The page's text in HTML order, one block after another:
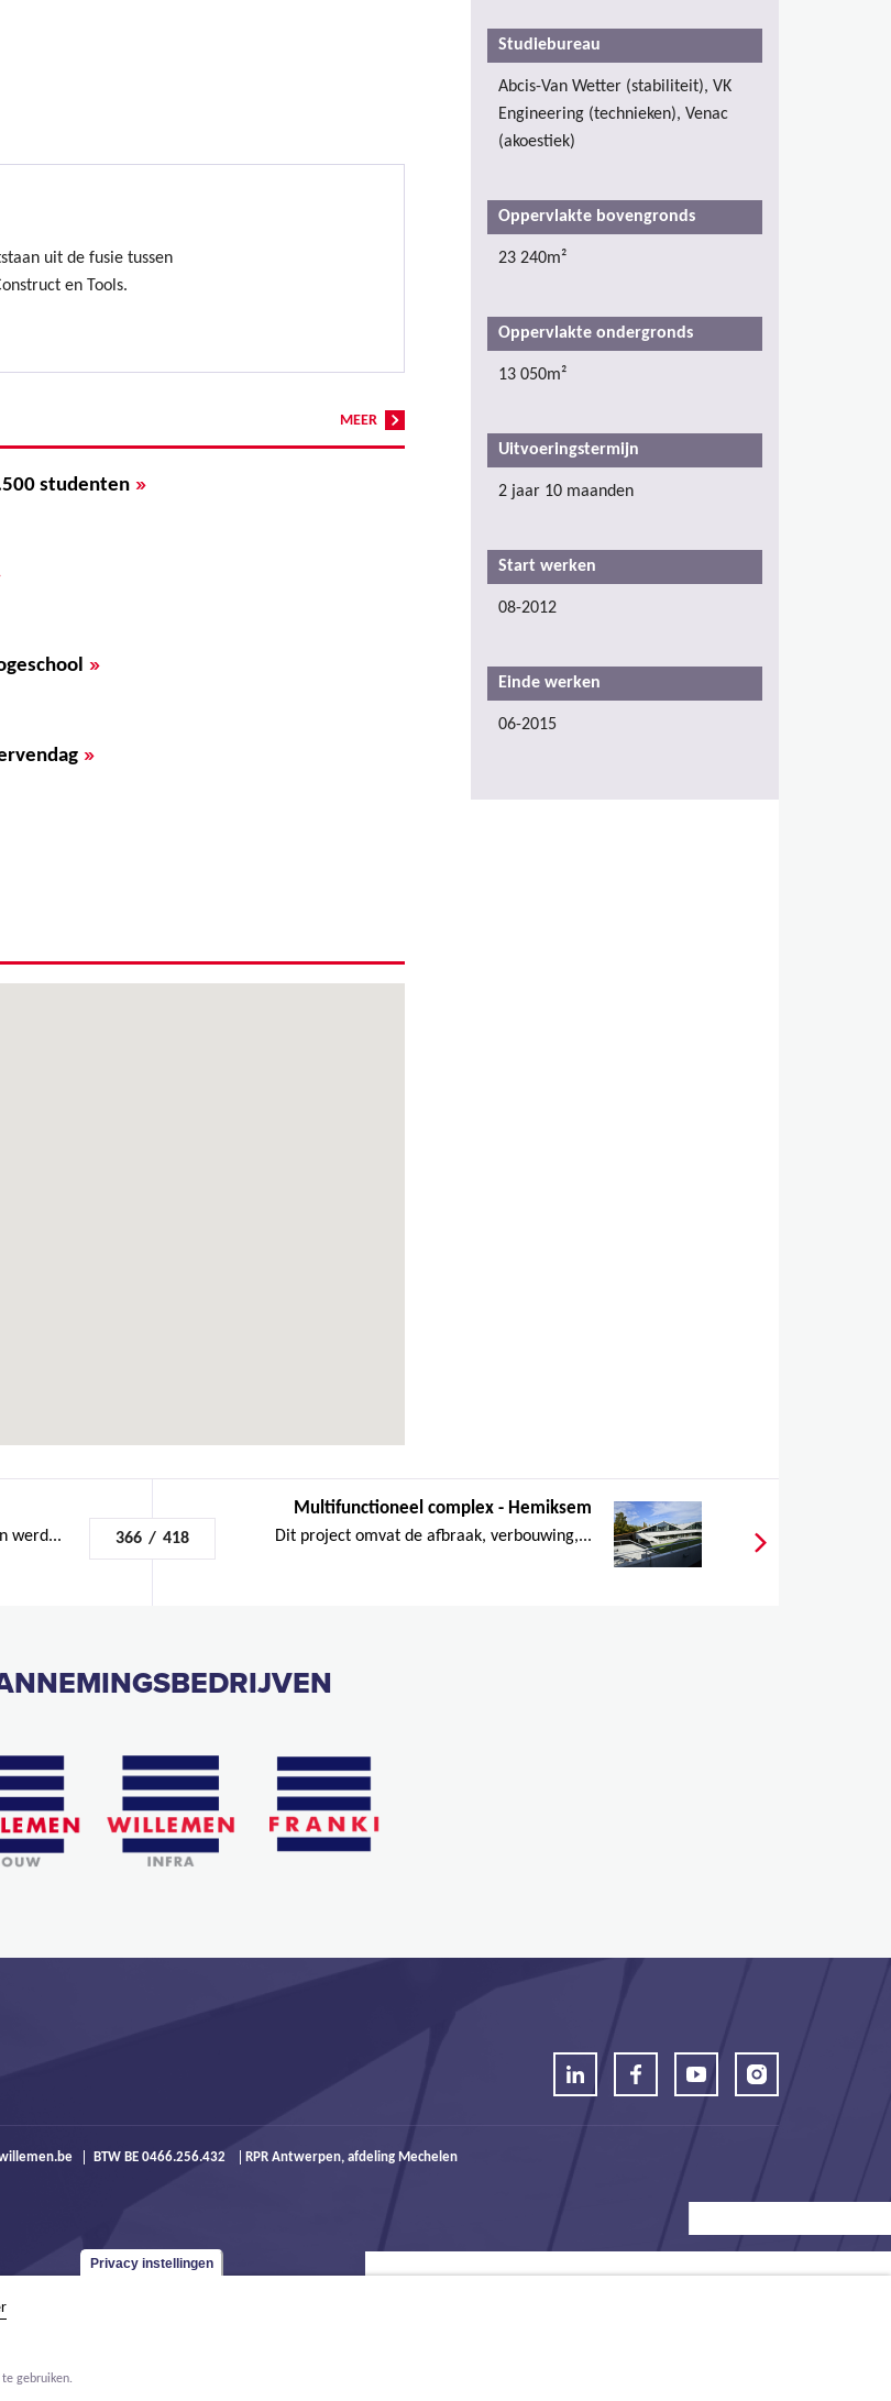
uit de fusie tussen
en Tools.
MEER
studenten »
»
»
Studiebureau
Abcis-Van Wetter (stabiliteit), VK
Engineering (technieken), Venac
(akoestiek)
Oppervlakte bovengronds
23 240m²
Oppervlakte ondergronds
13 050m²
Uitvoeringstermijn
2 jaar 10 maanden
Start werken
08-2012
Einde werken
06-2015
werd... 366 / 418
Multifunctioneel complex - Hemiksem
Dit project omvat de afbraak, verbouwing,...
BTW BE 0466.256.432 RPR Antwerpen, afdeling Mechelen
Privacy instellingen
gebruiken.